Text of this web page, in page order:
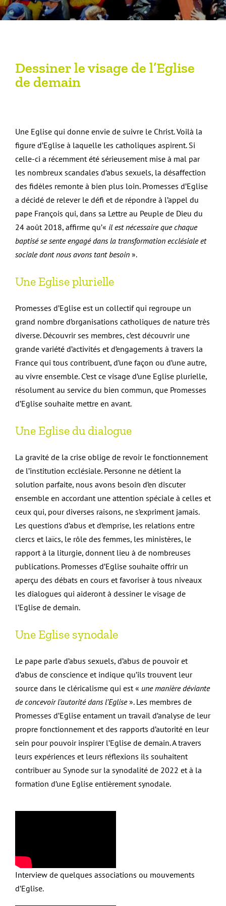
Dessiner le visage de l’Eglise
de demain
Une Eglise qui donne envie de suivre le Christ. Voilà la
figure d’Eglise à laquelle les catholiques aspirent. Si
celle-ci a récemment été sérieusement mise à mal par
les nombreux scandales d’abus sexuels, la désaffection
des fidèles remonte à bien plus loin. Promesses d’Eglise
a décidé de relever le défi et de répondre à l’appel du
pape François qui, dans sa Lettre au Peuple de Dieu du
24 août 2018, affirme qu’« il est nécessaire que chaque
baptisé se sente engagé dans la transformation ecclésiale et
sociale dont nous avons tant besoin ».
Une Eglise plurielle
Promesses d’Eglise est un collectif qui regroupe un
grand nombre d’organisations catholiques de nature très
diverse. Découvrir ses membres, c’est découvrir une
grande variété d’activités et d’engagements à travers la
France qui tous contribuent, d’une façon ou d’une autre,
au vivre ensemble. C’est ce visage d’une Eglise plurielle,
résolument au service du bien commun, que Promesses
d’Eglise souhaite mettre en avant.
Une Eglise du dialogue
La gravité de la crise oblige de revoir le fonctionnement
de l’institution ecclésiale. Personne ne détient la
solution parfaite, nous avons besoin d’en discuter
ensemble en accordant une attention spéciale à celles et
ceux qui, pour diverses raisons, ne s’expriment jamais.
Les questions d’abus et d’emprise, les relations entre
clercs et laïcs, le rôle des femmes, les ministères, le
rapport à la liturgie, donnent lieu à de nombreuses
publications. Promesses d’Eglise souhaite offrir un
aperçu des débats en cours et favoriser à tous niveaux
les dialogues qui aideront à dessiner le visage de
l’Eglise de demain.
Une Eglise synodale
Le pape parle d’abus sexuels, d’abus de pouvoir et
d’abus de conscience et indique qu’ils trouvent leur
source dans le cléricalisme qui est « une manière déviante
de concevoir l’autorité dans l’Eglise». Les membres de
Promesses d’Eglise entament un travail d’analyse de leur
propre fonctionnement et des rapports d’autorité en leur
sein pour pouvoir inspirer l’Eglise de demain. A travers
leurs expériences et leurs réflexions ils souhaitent
contribuer au Synode sur la synodalité de 2022 et à la
formation d’une Eglise entièrement synodale.
Interview de quelques associations ou mouvements
d’Eglise.